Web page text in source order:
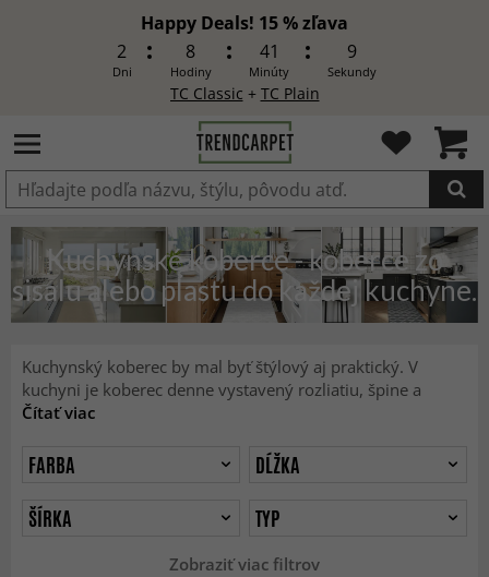
Happy Deals! 15 % zľava
2
Dni
8
Hodiny
41
Minúty
7
Sekundy
TC Classic + TC Plain
Produkt bol pridaný do košíka
Kuchynské koberce - koberce zo
sisalu alebo plastu do každej kuchyne.
Kuchynský koberec by mal byť štýlový aj praktický. V
kuchyni je koberec denne vystavený rozliatiu, špine a
Čítať viac
Zobraziť viac filtrov
FARBA
DĹŽKA
ŠÍRKA
TYP